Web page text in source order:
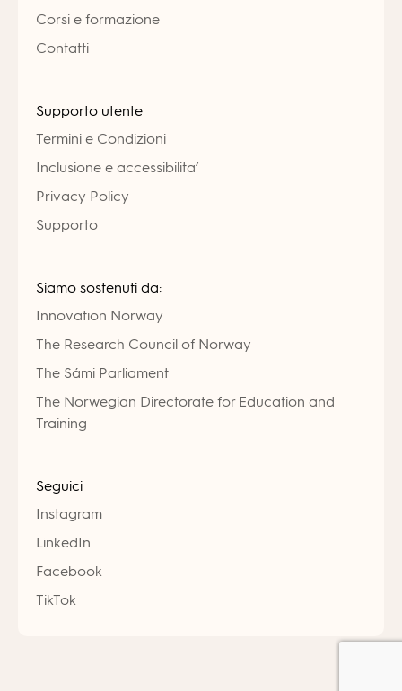
Corsi e formazione
Contatti
Supporto utente
Termini e Condizioni
Inclusione e accessibilita’
Privacy Policy
Supporto
Siamo sostenuti da:
Innovation Norway
The Research Council of Norway
The Sámi Parliament
The Norwegian Directorate for Education and
Training
Seguici
Instagram
LinkedIn
Facebook
TikTok